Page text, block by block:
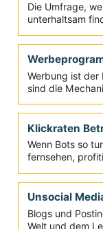
Die Umfrage,
unterhaltsam
Werbung ist der
sind die
Klickraten
Wenn Bots so
fernsehen,